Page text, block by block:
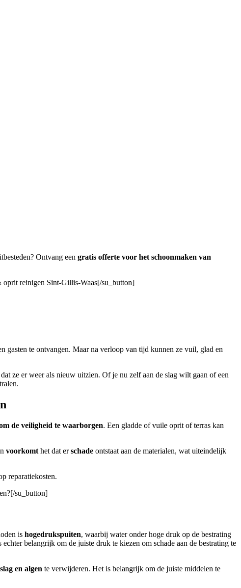
Ontvang een gratis offerte voor het schoonmaken van
oprit reinigen Sint-Gillis-Waas[/su_button]
gasten te ontvangen. Maar na verloop van tijd kunnen ze vuil, glad en
ze er weer als nieuw uitzien. Of je nu zelf aan de slag wilt gaan of een
de veiligheid te waarborgen. Een gladde of vuile oprit of terras kan
voorkomt het dat erschade ontstaat aan de materialen, wat uiteindelijk
reparatiekosten.
su_button]
is hogedrukspuiten, waarbij water onder hoge druk op de bestrating
echter belangrijk om de juiste druk te kiezen om schade aan de bestrating te
en algen te verwijderen. Het is belangrijk om de juiste middelen te